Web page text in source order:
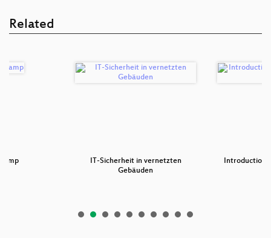
Related
IT-Sicherheit in vernetzten
Gebäuden
Introduction